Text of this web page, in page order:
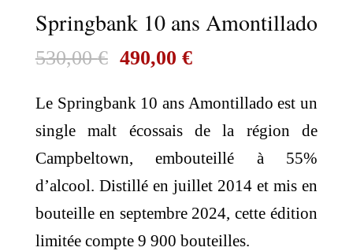
Springbank 10 ans Amontillado
530,00€ Le
initial
était :
530,00 €.
490,00 €Le
actuel
est :
490,00 €.
Le Springbank 10 ans Amontillado est un
single malt écossais de la région de
Campbeltown, embouteillé à 55%
d’alcool. Distillé en juillet 2014 et mis en
bouteille en septembre 2024, cette édition
limitée compte 9 900 bouteilles.